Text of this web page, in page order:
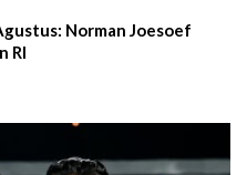
Norman Joesoef
RI